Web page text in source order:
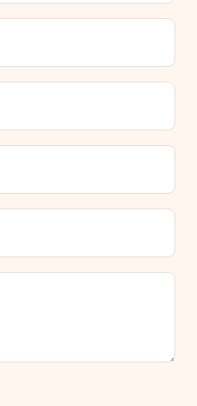
og
leveringsdato.
modtager jeg min
Du kan stole på,
på denne dag.
jeg vælge?
at vælge en
bestille, sendes enten som
Vil du gerne vide
Kontakt venligst vores
Dankort, Paypal,